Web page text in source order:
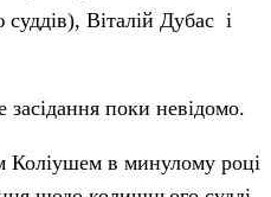
Віталій Дубас і
поки невідомо.
Коліушем в минулому році